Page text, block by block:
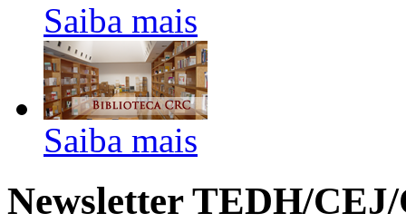
Saiba mais
Saiba mais
Newsletter TEDH/